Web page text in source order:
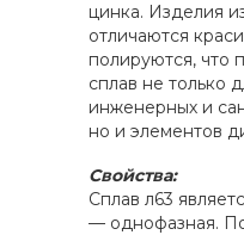
цинка. Изделия
отличаются
полируются, что
сплав не только
инженерных и
но и элементов
Свойства:
Сплав л63
— однофазная.